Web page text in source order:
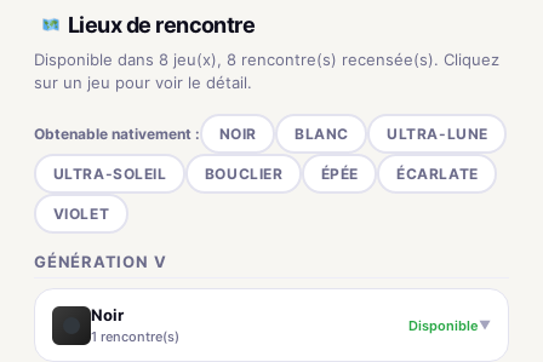
Lieux de rencontre
Disponible dans 8 jeu(x), 8 rencontre(s) recensée(s). Cliquez
sur un jeu pour voir le détail.
Obtenable nativement : NOIR BLANC ULTRA-LUNE
ULTRA-SOLEIL BOUCLIER ÉPÉE ÉCARLATE
VIOLET
GÉNÉRATION V
Noir
1 rencontre(s)
Disponible▼